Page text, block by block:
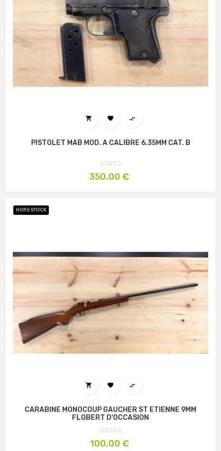
  
PISTOLET MAB MOD. A CALIBRE 6.35MM CAT. B
Prix
350,00 €
HORS STOCK
  
CARABINE MONOCOUP GAUCHER ST ETIENNE 9MM
FLOBERT D'OCCASION
Prix
100,00 €